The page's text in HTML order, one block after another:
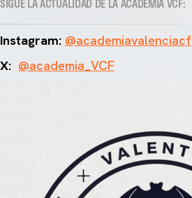
Instagram: @academiavalenciacf
X: @academia_VCF